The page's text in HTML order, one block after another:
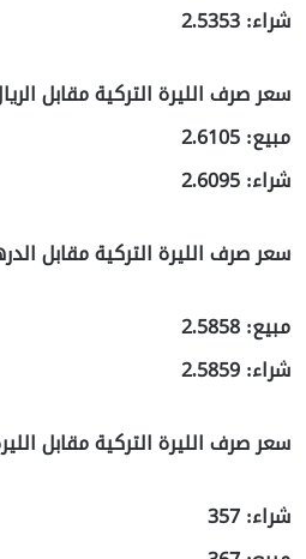
شراء: 2.5353
سعر صرف الليرة التركية مقابل
مبيع: 2.6105
شراء: 2.6095
سعر صرف الليرة التركية مقابل
مبيع: 2.5858
شراء: 2.5859
سعر صرف الليرة التركية مقابل
شراء: 357